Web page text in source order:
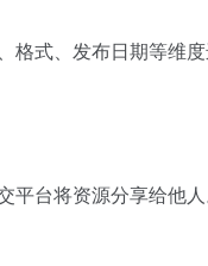
式、发布日期等维
台将资源分享给他人